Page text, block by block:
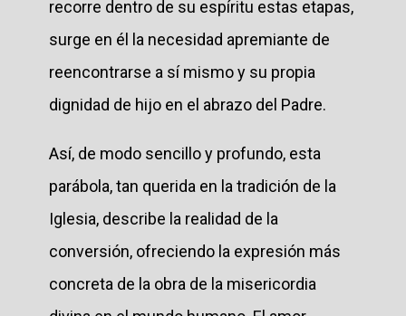
recorre dentro de su espíritu estas etapas,
surge en él la necesidad apremiante de
reencontrarse a sí mismo y su propia
dignidad de hijo en el abrazo del Padre.
Así, de modo sencillo y profundo, esta
parábola, tan querida en la tradición de la
Iglesia, describe la realidad de la
conversión, ofreciendo la expresión más
concreta de la obra de la misericordia